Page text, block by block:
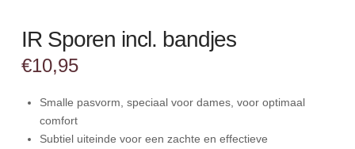
IR Sporen incl. bandjes
€10,95
Smalle pasvorm, speciaal voor dames, voor optimaal
comfort
Subtiel uiteinde voor een zachte en effectieve